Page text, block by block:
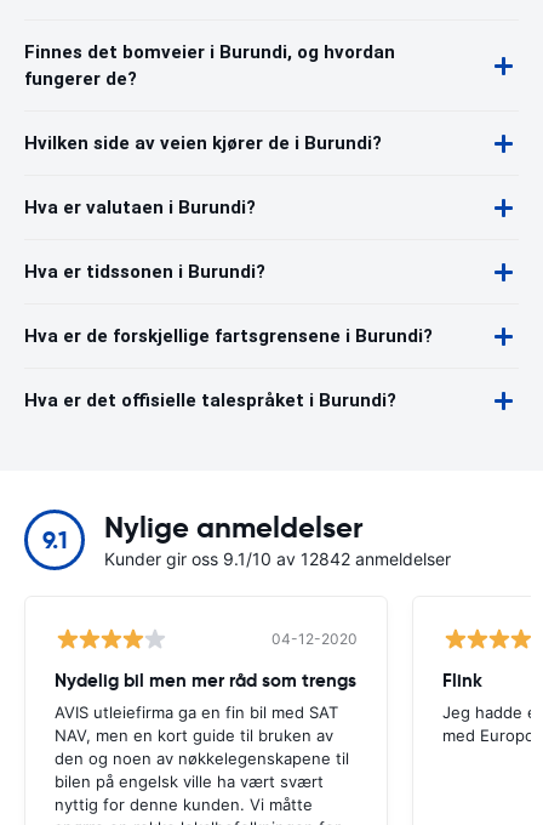
Finnes det bomveier i Burundi, og hvordan
fungerer de?
Hvilken side av veien kjører de i Burundi?
Hva er valutaen i Burundi?
Hva er tidssonen i Burundi?
Hva er de forskjellige fartsgrensene i Burundi?
Hva er det offisielle talespråket i Burundi?
9.1 Nylige anmeldelser
Kunder gir oss 9.1/10 av 12842 anmeldelser
04-12-2020
Nydelig bil men mer råd som trengs
AVIS utleiefirma ga en fin bil med SAT
NAV, men en kort guide til bruken av
den og noen av nøkkelegenskapene til
bilen på engelsk ville ha vært svært
nyttig for denne kunden. Vi måtte
Flink
Jeg hadde
med